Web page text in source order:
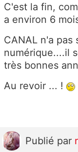
C'est la fin,
a environ 6
CANAL n'a pas
numérique....il
très bonnes
Au revoir ... !
Publié par